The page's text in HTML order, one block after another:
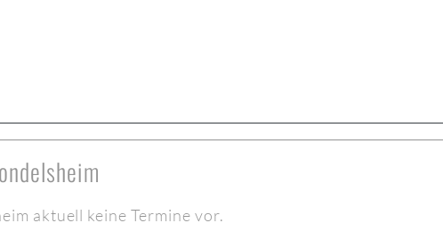
aktuell keine Termine vor.